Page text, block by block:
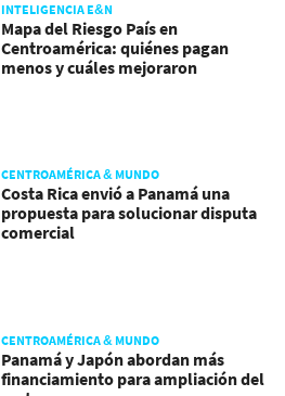
INTELIGENCIA E&N
Mapa del Riesgo País en
Centroamérica: quiénes pagan
menos y cuáles mejoraron
CENTROAMÉRICA & MUNDO
Costa Rica envió a Panamá una
propuesta para solucionar disputa
comercial
CENTROAMÉRICA & MUNDO
Panamá y Japón abordan más
financiamiento para ampliación del